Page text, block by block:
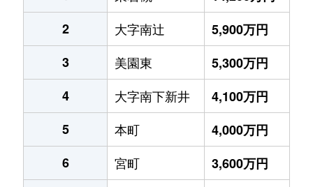
2
大字南辻
5,900万円
3
美園東
5,300万円
4
大字南下新井
4,100万円
5
本町
4,000万円
6
宮町
3,600万円